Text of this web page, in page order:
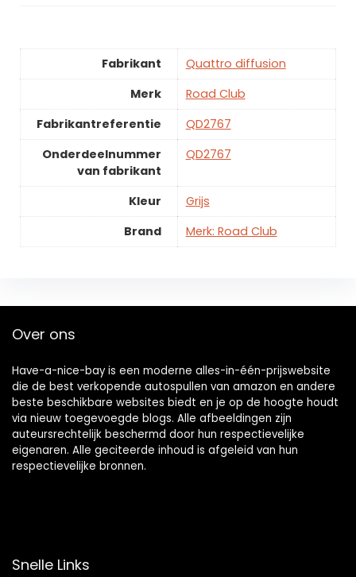
Fabrikant
Quattro diffusion
Merk
Road Club
Fabrikantreferentie
QD2767
Onderdeelnummer
van fabrikant
QD2767
Kleur
Grijs
Brand
Merk: Road Club
Over ons
Have-a-nice-bay is een moderne alles-in-één-prijswebsite
die de best verkopende autospullen van amazon en andere
beste beschikbare websites biedt en je op de hoogte houdt
via nieuw toegevoegde blogs. Alle afbeeldingen zijn
auteursrechtelijk beschermd door hun respectievelijke
eigenaren. Alle geciteerde inhoud is afgeleid van hun
respectievelijke bronnen.
Snelle Links